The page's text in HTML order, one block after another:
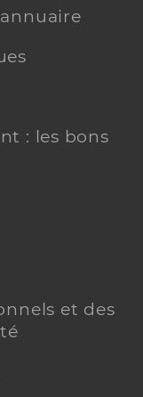
: les bons
et des